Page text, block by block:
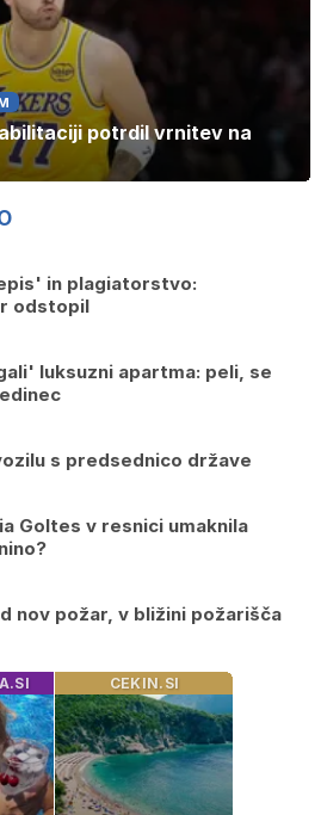
potrdil vrnitev na
in plagiatorstvo:
odstopil
luksuzni apartma: peli, se
s predsednico države
Goltes v resnici umaknila
nov požar, v bližini požarišča
CEKIN.SI